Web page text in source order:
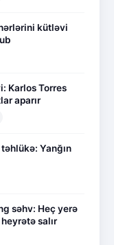
kütləvi
Karlos Torres
aparır
Yanğın
səhv: Heç yerə
salır